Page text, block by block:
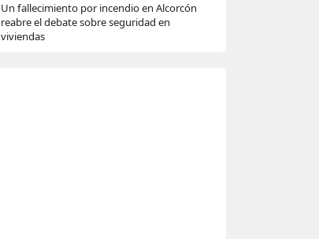
Un fallecimiento por incendio en Alcorcón
reabre el debate sobre seguridad en
viviendas